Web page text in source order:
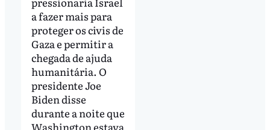
a fazer mais para
proteger os civis de
Gaza e permitir a
chegada de ajuda
humanitária. O
presidente Joe
Biden disse
durante a noite que
Washington estava